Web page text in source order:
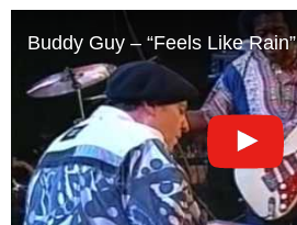
Buddy Guy – “Feels Like Rain”